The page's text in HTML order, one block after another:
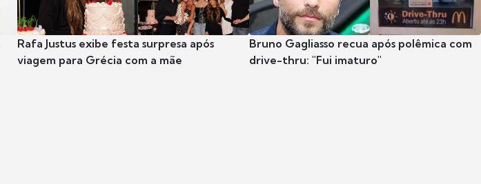
Rafa Justus exibe festa surpresa após
viagem para Grécia com a mãe
Bruno Gagliasso recua após polêmica com
drive-thru: "Fui imaturo"